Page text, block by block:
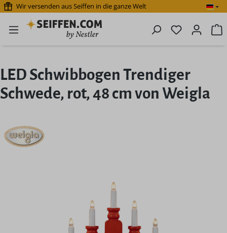
Zum Hauptinhalt springen
Wir versenden aus Seiffen in die ganze Welt
Du hast 0
LED Schwibbogen Trendiger
Schwede, rot, 48 cm von Weigla
Bildergalerie überspringen